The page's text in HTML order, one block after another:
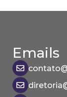
Emails